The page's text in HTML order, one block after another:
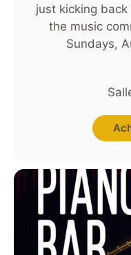
just kicking
the music
Sundays,